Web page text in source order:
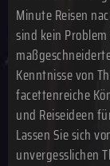
Minute Reisen
sind kein
Kenntnisse von
facettenreiche
und Reiseideen
Lassen Sie sich
unvergesslichen